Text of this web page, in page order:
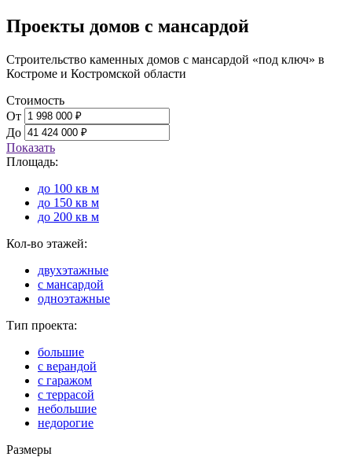
Проекты домов с мансардой
Строительство каменных домов с мансардой «под ключ» в
Костроме и Костромской области
Стоимость
От
До
Показать
Площадь:
до 100 кв м
до 150 кв м
до 200 кв м
Кол-во этажей:
двухэтажные
с мансардой
одноэтажные
Тип проекта:
большие
с верандой
с гаражом
с террасой
небольшие
недорогие
Размеры